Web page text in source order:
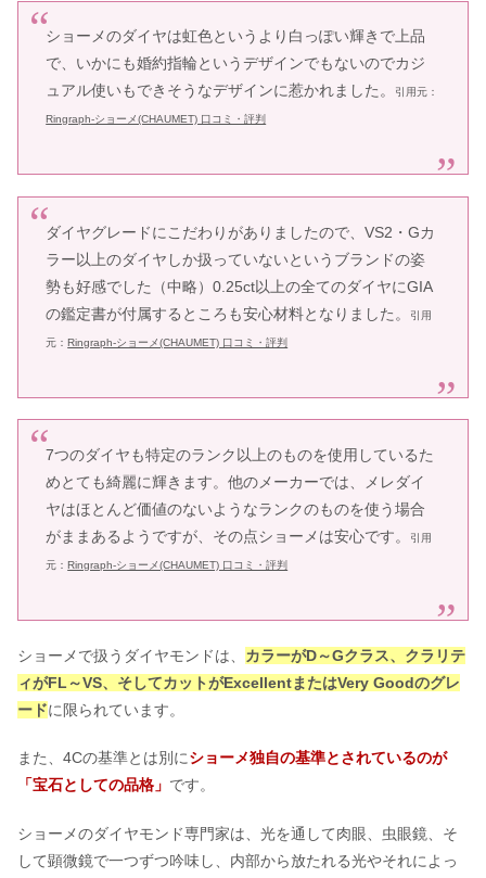
ショーメのダイヤは虹色というより白っぽい輝きで上品
で、いかにも婚約指輪というデザインでもないのでカジ
ュアル使いもできそうなデザインに惹かれました。
引用元：
Ringraph-ショーメ(CHAUMET) 口コミ・評判
ダイヤグレードにこだわりがありましたので、VS2・Gカ
ラー以上のダイヤしか扱っていないというブランドの姿
勢も好感でした（中略）0.25ct以上の全てのダイヤにGIA
の鑑定書が付属するところも安心材料となりました。
引用
元：Ringraph-ショーメ(CHAUMET) 口コミ・評判
7つのダイヤも特定のランク以上のものを使用しているた
めとても綺麗に輝きます。他のメーカーでは、メレダイ
ヤはほとんど価値のないようなランクのものを使う場合
がままあるようですが、その点ショーメは安心です。
引用
元：Ringraph-ショーメ(CHAUMET) 口コミ・評判
ショーメで扱うダイヤモンドは、 カラーがD～Gクラス、クラリテ
ィがFL～VS、そしてカットがExcellentまたはVery Goodのグレ
ードに限られています。
また、4Cの基準とは別にショーメ独自の基準とされているのが
「宝石としての品格」 です。
ショーメのダイヤモンド専門家は、光を通して肉眼、虫眼鏡、そ
して顕微鏡で一つずつ吟味し、内部から放たれる光やそれによっ